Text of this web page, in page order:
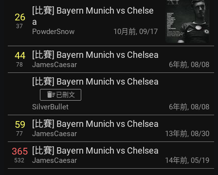
26
37
[比賽] Bayern Munich vs Chelse
a
PowderSnow 10月前, 09/17
44
78
[比賽] Bayern Munich vs Chelsea
JamesCaesar 6年前, 08/08
[比賽] Bayern Munich vs Chelsea
已刪文
SilverBullet 6年前, 08/08
59
77
[比賽] Bayern Munich vs Chelsea
JamesCaesar 13年前, 08/30
365
532
[比賽] Bayern Munich vs Chelsea
JamesCaesar 14年前, 05/19